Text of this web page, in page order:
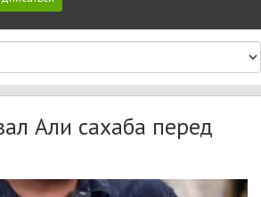
Али сахаба перед